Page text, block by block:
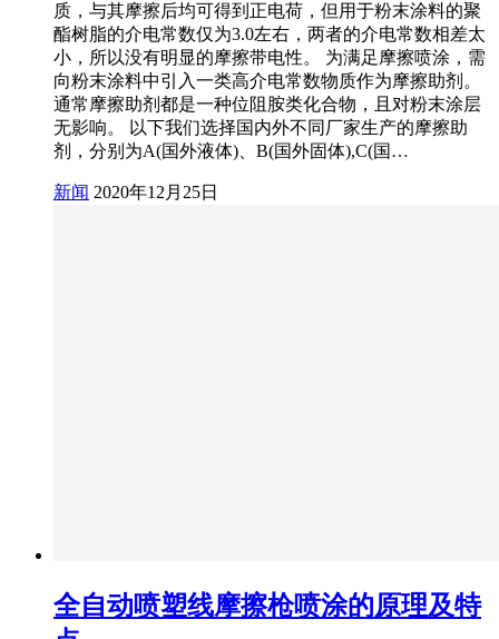
质，与其摩擦后均可得到正电荷，但用于粉末涂料的聚
酯树脂的介电常数仅为3.0左右，两者的介电常数相差太
小，所以没有明显的摩擦带电性。 为满足摩擦喷涂，需
向粉末涂料中引入一类高介电常数物质作为摩擦助剂。
通常摩擦助剂都是一种位阻胺类化合物，且对粉末涂层
无影响。 以下我们选择国内外不同厂家生产的摩擦助
剂，分别为A(国外液体)、B(国外固体),C(国…
新闻 2020年12月25日
全自动喷塑线摩擦枪喷涂的原理及特